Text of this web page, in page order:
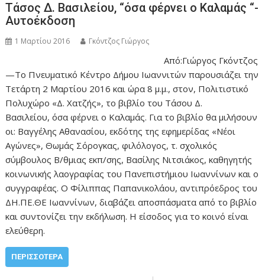
Τάσος Δ. Βασιλείου, “όσα φέρνει ο Καλαμάς “-
Αυτοέκδοση
1 Μαρτίου 2016 Γκόντζος Γιώργος
Από:Γιώργος Γκόντζος
—Το Πνευματικό Κέντρο Δήμου Ιωαννιτών παρουσιάζει την
Τετάρτη 2 Μαρτίου 2016 και ώρα 8 μ.μ., στον, Πολιτιστικό
Πολυχώρο «Δ. Χατζής», το βιβλίο του Τάσου Δ.
Βασιλείου, όσα φέρνει ο Καλαμάς. Για το βιβλίο θα μιλήσουν
οι: Βαγγέλης Αθανασίου, εκδότης της εφημερίδας «Νέοι
Αγώνες», Θωμάς Σόρογκας, φιλόλογος, τ. σχολικός
σύμβουλος Β/θμιας εκπ/σης, Βασίλης Νιτσιάκος, καθηγητής
κοινωνικής λαογραφίας του Πανεπιστήμιου Ιωαννίνων και ο
συγγραφέας. Ο Φίλιππας Παπανικολάου, αντιπρόεδρος του
ΔΗ.ΠΕ.ΘΕ Ιωαννίνων, διαβάζει αποσπάσματα από το βιβλίο
και συντονίζει την εκδήλωση. Η είσοδος για το κοινό είναι
ελεύθερη.
ΠΕΡΙΣΣΌΤΕΡΑ